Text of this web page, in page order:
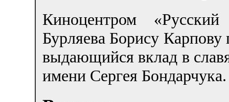
Киноцентром
Бурляева Борису
выдающийся вклад в
имени Сергея Бондарчука.